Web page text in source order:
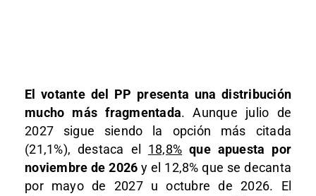
El votante del PP presenta una distribución
mucho más fragmentada. Aunque julio de
2027 sigue siendo la opción más citada
(21,1%), destaca el 18,8% que apuesta por
noviembre de 2026 y el 12,8% que se decanta
por mayo de 2027 u octubre de 2026. El